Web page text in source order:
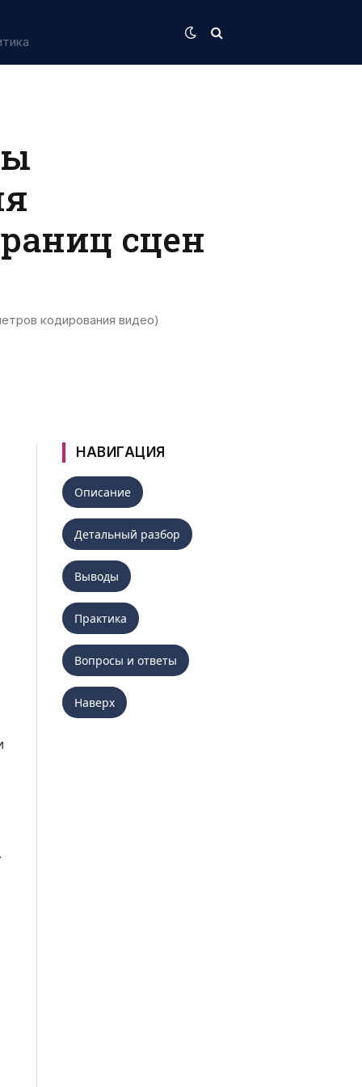
сцен
кодирования видео)
НАВИГАЦИЯ
Описание
Детальный разбор
Выводы
Практика
Вопросы и ответы
Наверх